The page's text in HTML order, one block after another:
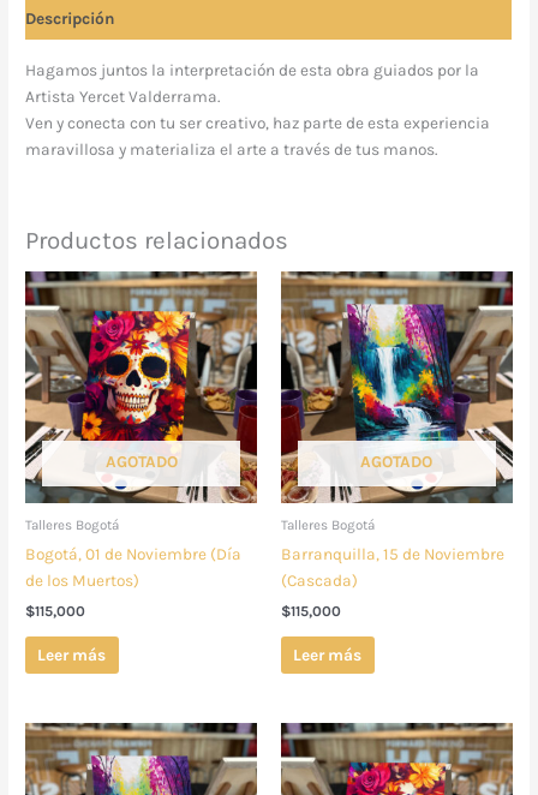
Descripción
Hagamos juntos la interpretación de esta obra guiados por la
Artista Yercet Valderrama.
Ven y conecta con tu ser creativo, haz parte de esta experiencia
maravillosa y materializa el arte a través de tus manos.
Productos relacionados
AGOTADO
Talleres Bogotá
Bogotá, 01 de Noviembre (Día
de los Muertos)
$115,000
Leer más
AGOTADO
Talleres Bogotá
Barranquilla, 15 de Noviembre
(Cascada)
$115,000
Leer más